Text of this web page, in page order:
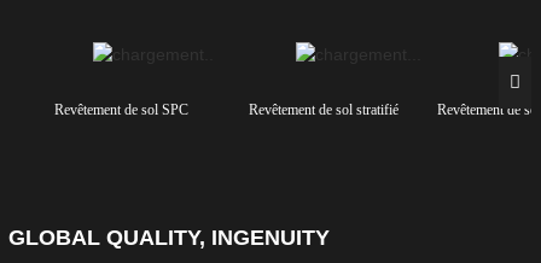
Revêtement de sol SPC Revêtement de sol stratifié Revêtement de
GLOBAL QUALITY, INGENUITY